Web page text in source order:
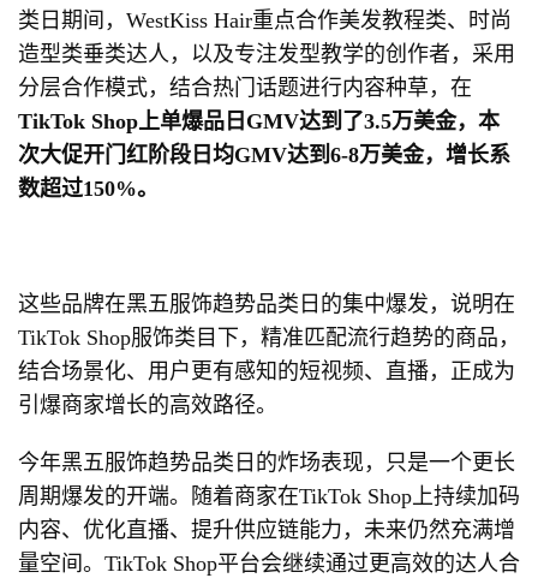
类日期间，WestKiss Hair重点合作美发教程类、时尚
造型类垂类达人，以及专注发型教学的创作者，采用
分层合作模式，结合热门话题进行内容种草，在
TikTok Shop上单爆品日 GMV达到了3.5万美金，本
次大促开门红阶段日均GMV达到6-8万美金，增长系
数超过150%。
这些品牌在黑五服饰趋势品类日的集中爆发，说明在
TikTok Shop服饰类目下，精准匹配流行趋势的商品，
结合场景化、用户更有感知的短视频、直播，正成为
引爆商家增长的高效路径。
今年黑五服饰趋势品类日的炸场表现，只是一个更长
周期爆发的开端。随着商家在TikTok Shop上持续加码
内容、优化直播、提升供应链能力，未来仍然充满增
量空间。TikTok Shop平台会继续通过更高效的达人合